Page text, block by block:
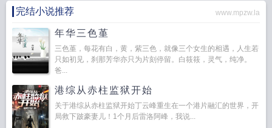
完结小说推荐 www.mpzw.la
年华三色堇
三色堇，每花有白，黄，紫三色，就像三个女生的相遇，人生若
只如初见，刹那芳华亦只为片刻停留。白筱筱，灵气，纯净。
爸...
港综从赤柱监狱开始
关于港综从赤柱监狱开始丁云峰重生在一个港片融汇的世界，开
局救下跛豪妻儿！1个月后雷洛阿峰，我说...